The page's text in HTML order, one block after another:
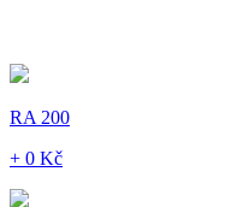
RA 200
+ 0 Kč